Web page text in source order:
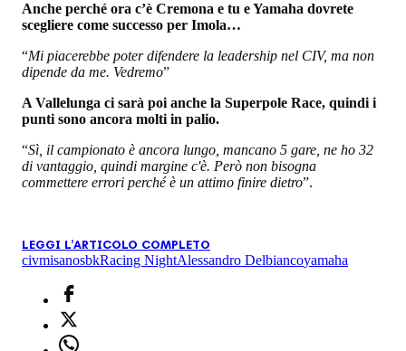
Anche perché ora c’è Cremona e tu e Yamaha dovrete
scegliere come successo per Imola…
“Mi piacerebbe poter difendere la leadership nel CIV, ma non
dipende da me. Vedremo”
A Vallelunga ci sarà poi anche la Superpole Race, quindi i
punti sono ancora molti in palio.
“Sì, il campionato è ancora lungo, mancano 5 gare, ne ho 32
di vantaggio, quindi margine c'è. Però non bisogna
commettere errori perché è un attimo finire dietro”.
LEGGI L'ARTICOLO COMPLETO
civmisanosbkRacing NightAlessandro Delbiancoyamaha